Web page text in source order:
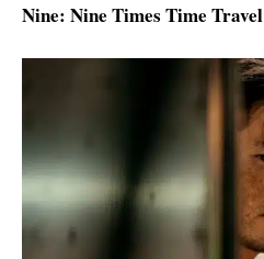
Nine: Nine Times Time Travel